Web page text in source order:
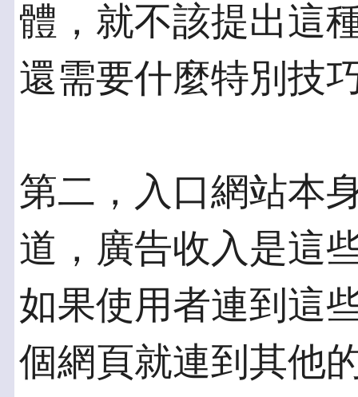
體，就不該提出這
還需要什麼特別技
第二，入口網站本
道，廣告收入是這
如果使用者連到這
個網頁就連到其他